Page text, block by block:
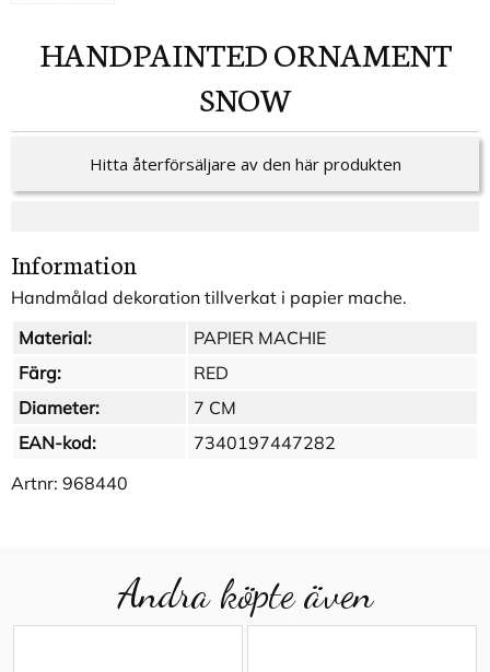
HANDPAINTED ORNAMENT
SNOW
Hitta återförsäljare av den här produkten
Information
Handmålad dekoration tillverkat i papier mache.
Material:
PAPIER MACHIE
Färg:
RED
Diameter:
7 CM
EAN-kod:
7340197447282
Artnr: 968440
Andra köpte även